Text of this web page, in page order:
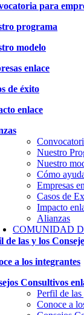
para
programa
modelo
enlace
de éxito
enlace
Nuestro
Nuestro
Cómo
Empresas
Casos de
Impacto
Alianzas
COMUNIDAD
de las y los
a los integrantes
Consultivos
Perfil de
Conoce a